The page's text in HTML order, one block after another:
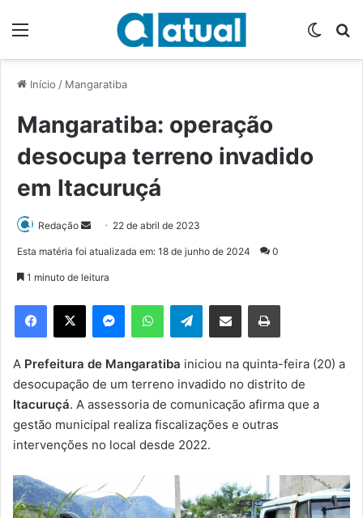
Início / Mangaratiba
Mangaratiba: operação
desocupa terreno invadido
em Itacuruçá
Redação
d
e
m
e
-
m
a
22 de abril de 2023
Esta matéria foi atualizada em: 18 de junho de 2024 0
1 minuto de leitura
Telegram
A Prefeitura de Mangaratiba iniciou na quinta-feira (20) a
desocupação de um terreno invadido no distrito de
Itacuruçá. A assessoria de comunicação afirma que a
gestão municipal realiza fiscalizações e outras
intervenções no local desde 2022.